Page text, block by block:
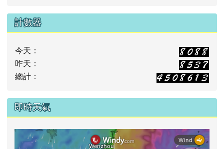
計數器
今天：
昨天：
總計：
即時天氣